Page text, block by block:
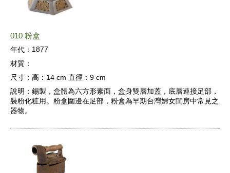
010 粉盒
年代： 1877
材質：
尺寸： 高：14 cm 直徑：9 cm
說明： 錫製，盒體為六方形素面，盒身雙層加蓋，底層連接足部，
裝粉化粧用。粉盒圍邊在足部，粉盒為早期台灣婦女閨房中常見之
器物。